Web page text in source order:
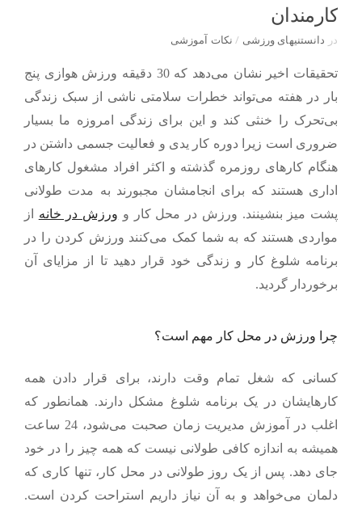
کارمندان
در دانستنیهای ورزشی / نکات آموزشی
تحقیقات اخیر نشان می‌دهد که 30 دقیقه ورزش هوازی پنج
بار در هفته می‌تواند خطرات سلامتی ناشی از سبک زندگی
بی‌تحرک را خنثی کند و این برای زندگی امروزه ما بسیار
ضروری است زیرا دوره کار یدی و فعالیت جسمی داشتن در
هنگام کارهای روزمره گذشته و اکثر افراد مشغول کارهای
اداری هستند که برای انجامشان مجبورند به مدت طولانی
پشت میز بنشینند. ورزش در محل کار و ورزش در خانه از
مواردی هستند که به شما کمک می‌کنند ورزش کردن را در
برنامه شلوغ کار و زندگی خود قرار دهید تا از مزایای آن
برخوردار گردید.
چرا ورزش در محل کار مهم است؟
کسانی که شغل تمام وقت دارند، برای قرار دادن همه
کارهایشان در یک برنامه شلوغ مشکل دارند. همانطور که
اغلب در آموزش مدیریت زمان صحبت می‌شود، 24 ساعت
همیشه به اندازه کافی طولانی نیست که همه چیز را در خود
جای دهد. پس از یک روز طولانی در محل کار، تنها کاری که
دلمان می‌خواهد و به آن نیاز داریم استراحت کردن است.